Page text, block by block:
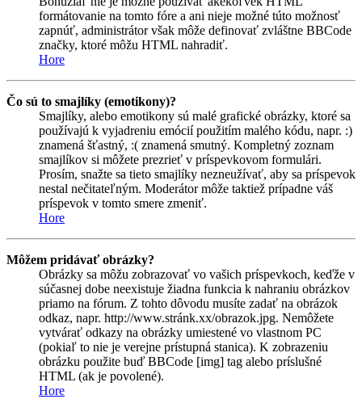
formátovanie na tomto fóre a ani nieje možné túto možnosť
zapnúť, administrátor však môže definovať zvláštne BBCode
značky, ktoré môžu HTML nahradiť.
Hore
Čo sú to smajlíky (emotikony)?
Smajlíky, alebo emotikony sú malé grafické obrázky, ktoré sa
používajú k vyjadreniu emócií použitím malého kódu, napr. :)
znamená šťastný, :( znamená smutný. Kompletný zoznam
smajlíkov si môžete prezrieť v príspevkovom formulári.
Prosím, snažte sa tieto smajlíky nezneužívať, aby sa príspevok
nestal nečitateľným. Moderátor môže taktiež prípadne váš
príspevok v tomto smere zmeniť.
Hore
Môžem pridávať obrázky?
Obrázky sa môžu zobrazovať vo vašich príspevkoch, keďže v
súčasnej dobe neexistuje žiadna funkcia k nahraniu obrázkov
priamo na fórum. Z tohto dôvodu musíte zadať na obrázok
odkaz, napr. http://www.stránk.xx/obrazok.jpg. Nemôžete
vytvárať odkazy na obrázky umiestené vo vlastnom PC
(pokiaľ to nie je verejne prístupná stanica). K zobrazeniu
obrázku použite buď BBCode [img] tag alebo príslušné
HTML (ak je povolené).
Hore